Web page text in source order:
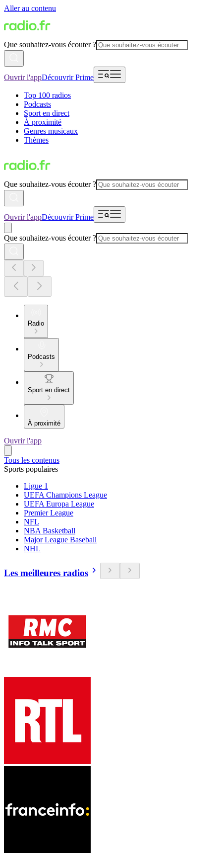
Aller au contenu
Que souhaitez-vous écouter ?
Ouvrir l'appDécouvrir Prime
Top 100 radios
Podcasts
Sport en direct
À proximité
Genres musicaux
Thèmes
Que souhaitez-vous écouter ?
Ouvrir l'appDécouvrir Prime
Que souhaitez-vous écouter ?
Radio
Podcasts
Sport en direct
À proximité
Ouvrir l'app
Tous les contenus
Sports populaires
Ligue 1
UEFA Champions League
UEFA Europa League
Premier League
NFL
NBA Basketball
Major League Baseball
NHL
Les meilleures radios